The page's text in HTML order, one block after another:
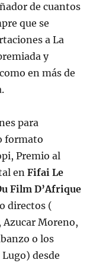
de cuantos
que se
a La
y
en más de
para
formato
Premio al
enFifai Le
Film D’Afrique
o directos (
Moreno,
o los
desde